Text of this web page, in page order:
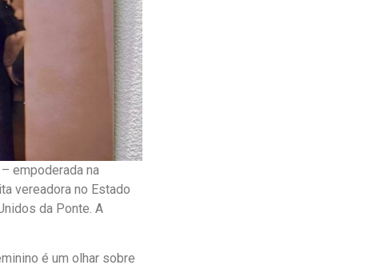
empoderada na
vereadora no Estado
da Ponte. A
é um olhar sobre